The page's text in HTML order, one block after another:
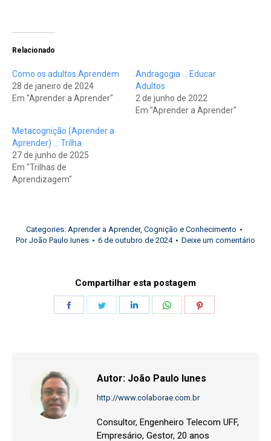
Relacionado
Como os adultos Aprendem
28 de janeiro de 2024
Em "Aprender a Aprender"
Andragogia … Educar
Adultos
2 de junho de 2022
Em "Aprender a Aprender"
Metacognição (Aprender a
Aprender) … Trilha
27 de junho de 2025
Em "Trilhas de
Aprendizagem"
Categories: Aprender a Aprender, Cognição e Conhecimento
PorJoão Paulo Iunes 6 de outubro de 2024 Deixe um comentário
Compartilhar esta postagem
Autor: João Paulo Iunes
http://www.colaborae.com.br
Consultor, Engenheiro Telecom UFF,
Empresário, Gestor, 20 anos